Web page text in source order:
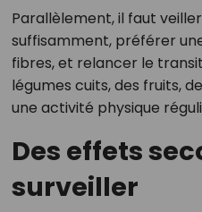
Parallèlement, il faut
suffisamment, préférer
fibres, et relancer le
légumes cuits, des fruits,
une activité physique
Des effets
surveiller